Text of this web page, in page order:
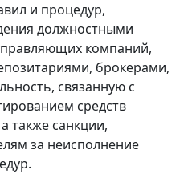
и процедур,
должностными
компаний,
брокерами,
связанную с
средств
также санкции,
за неисполнение